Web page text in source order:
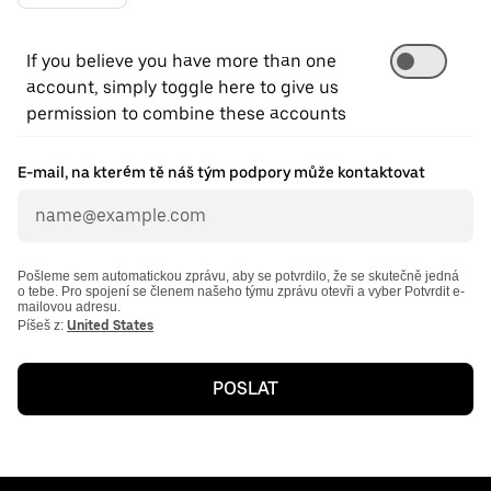
If you believe you have more than one
account, simply toggle here to give us
permission to combine these accounts
E-mail, na kterém tě náš tým podpory může kontaktovat
Pošleme sem automatickou zprávu, aby se potvrdilo, že se skutečně jedná
o tebe. Pro spojení se členem našeho týmu zprávu otevři a vyber Potvrdit e-
mailovou adresu.
Píšeš z: United States
POSLAT